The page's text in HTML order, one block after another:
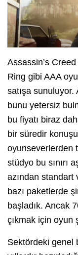
Assassin’s
Ring gibi AAA
satışa
bunu yetersiz
bu fiyatı biraz
bir süredir
oyunseverlerden
stüdyo bu sınırı
azından
bazı paketlerde
başladık. Ancak
çıkmak için oyun
Sektördeki genel